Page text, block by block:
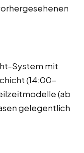
System mit
(14:00-
(ab
gelegentlich